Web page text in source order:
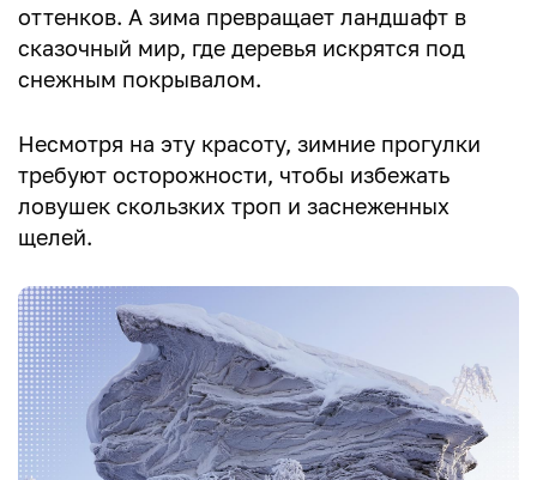
оттенков. А зима превращает ландшафт в
сказочный мир, где деревья искрятся под
снежным покрывалом.
Несмотря на эту красоту, зимние прогулки
требуют осторожности, чтобы избежать
ловушек скользких троп и заснеженных
щелей.